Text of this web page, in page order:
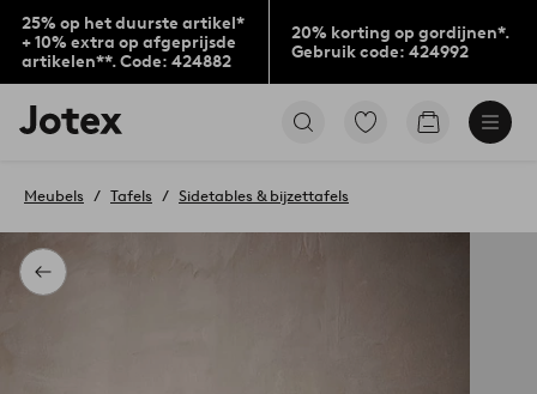
25% op het duurste artikel*
+ 10% extra op afgeprijsde
artikelen**. Code: 424882
20% korting op gordijnen*.
Gebruik code: 424992
Jotex
logo
to
home
page
Ga
Go
Terug
Meubels Tafels Sidetables & bijzettafels